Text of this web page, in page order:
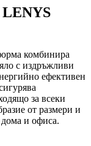
комбинира
с издръжливи
ефективен
за всеки
от размери и
и офиса.